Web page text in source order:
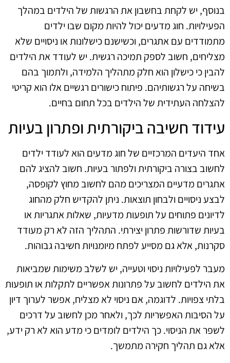
בנוסף, יש לקחת בחשבון את הרגשות של הילדים במהלך
הפעילויות. חוג מדעים יכול להיות מקום שבו ילדים
מתמודדים עם אתגרים, וכשישנם כישלונות או ניסויים שלא
מצליחים, חשוב לספק תמיכה רגשית. יש לעודד את הילדים
להבין כי כישלון הוא חלק מתהליך הלמידה, ולתמוך בהם
בשיחה על רגשותיהם. פיתוח כישורים רגשיים אלו הוא קריטי
להצלחה העתידית של הילדים בכל תחום בחיים.
עידוד חשיבה ביקורתית ופתרון בעיות
אחד היעדים המרכזיים של חוג מדעים הוא לעודד ילדים
לחשוב בצורה ביקורתית ולפתור בעיות. חשוב להציג להם
אתגרים מדעיים המצריכים מהם לחשוב מחוץ לקופסה,
לבצע ניסויים ולבחון תוצאות. ניתן להקדיש חלק מהחוג
לדיונים פתוחים על תופעות מדעיות, שאלות אתגריות או
בעיות שדורשות פתרון יצירתי. התהליך הזה לא רק מעודד
סקרנות, אלא גם מסייע לפתח מיומנויות חשיבה גבוהות.
מעבר לפעילויות ניסוי וטעייה, יש לשלב משימות שמביאות
את הילדים לחשוב על פתרונות אפשריים לתקלות או תופעות
בלתי צפויות. לדוגמה, אם ניסוי לא מצליח, אפשר לערוך דיון
על הסיבות האפשריות לכך, ולאחר מכן לחשוב על דרכים
לשפר את הניסוי. כך הילדים לומדים כי מדע הוא לא רק ידע,
אלא גם תהליך חקירה מתמשך.